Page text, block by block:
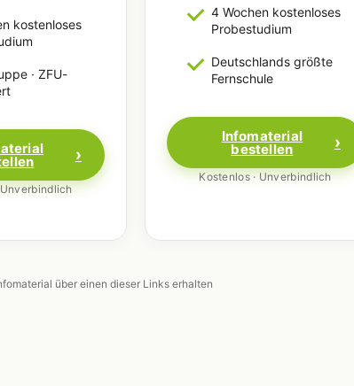
kostenloses
· ZFU-
4 Wochen kostenloses
Probestudium
Deutschlands größte
Fernschule
Infomaterial
bestellen
Kostenlos · Unverbindlich
über einen dieser Links erhalten